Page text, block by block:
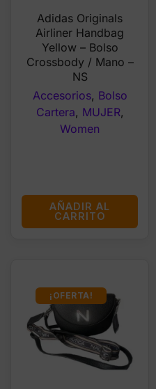
was:
$65.00.
is:
$39.99.
Adidas Originals
Airliner Handbag
Yellow – Bolso
Crossbody / Mano –
NS
Accesorios, Bolso
Cartera, MUJER,
Women
AÑADIR AL
CARRITO
¡OFERTA!